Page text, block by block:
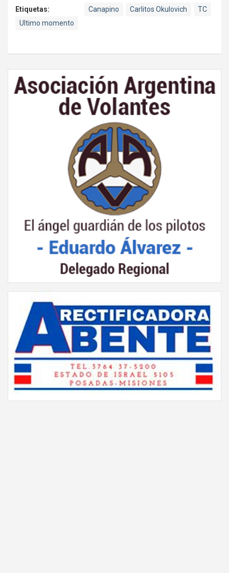
Etiquetas: Canapino Carlitos Okulovich
TC
Ultimo momento